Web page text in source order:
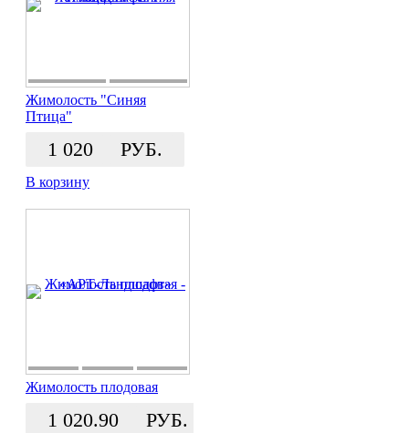
Жимолость "Синяя
Птица"
1 020 РУБ.
В корзину
Жимолость плодовая
1 020.90 РУБ.